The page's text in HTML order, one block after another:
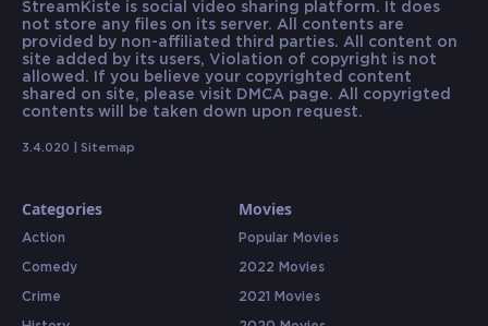
StreamKiste is social video sharing platform. It does
not store any files on its server. All contents are
provided by non-affiliated third parties. All content on
site added by its users, Violation of copyright is not
allowed. If you believe your copyrighted content
shared on site, please visit DMCA page. All copyrigted
contents will be taken down upon request.
3.4.020 | Sitemap
Categories
Action
Comedy
Crime
Movies
Popular Movies
2022 Movies
2021 Movies